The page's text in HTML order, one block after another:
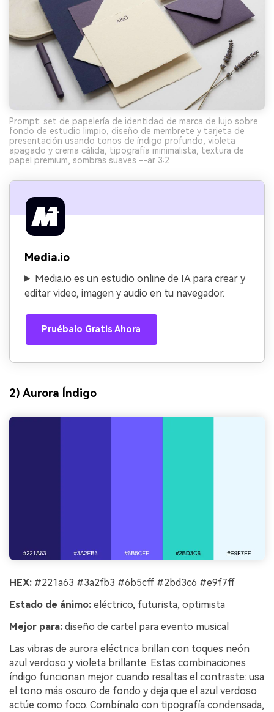
Prompt: set de papelería de identidad de marca de lujo sobre
fondo de estudio limpio, diseño de membrete y tarjeta de
presentación usando tonos de índigo profundo, violeta
apagado y crema cálida, tipografía minimalista, textura de
papel premium, sombras suaves --ar 3:2
Media.io
Media.io es un estudio online de IA para crear y
editar video, imagen y audio en tu navegador.
Pruébalo Gratis Ahora
2) Aurora Índigo
HEX: #221a63 #3a2fb3 #6b5cff #2bd3c6 #e9f7ff
Estado de ánimo: eléctrico, futurista, optimista
Mejor para: diseño de cartel para evento musical
Las vibras de aurora eléctrica brillan con toques neón
azul verdoso y violeta brillante. Estas combinaciones
índigo funcionan mejor cuando resaltas el contraste: usa
el tono más oscuro de fondo y deja que el azul verdoso
actúe como foco. Combínalo con tipografía condensada,